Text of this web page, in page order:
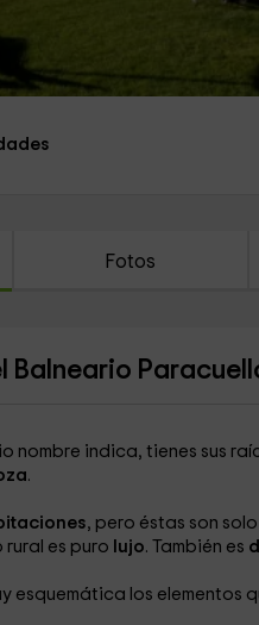
Fotos
Balneario
nombre indica, tienes sus
.
, pero éstas son
rural es puro lujo. También es
esquemática los elementos